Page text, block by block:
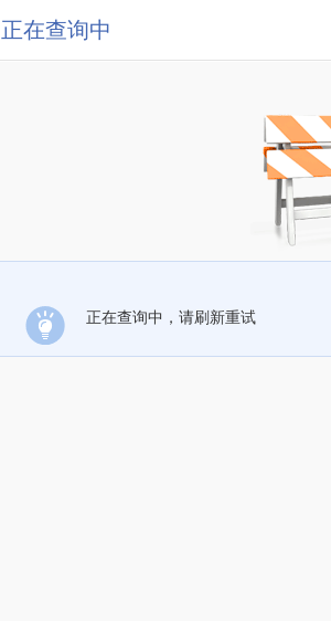
正在查询中
正在查询中，请刷新重试